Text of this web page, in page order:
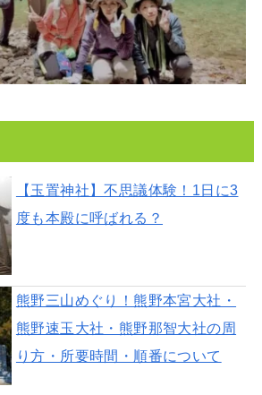
【玉置神社】不思議体験！1日に3
度も本殿に呼ばれる？
熊野三山めぐり！熊野本宮大社・
熊野速玉大社・熊野那智大社の周
り方・所要時間・順番について